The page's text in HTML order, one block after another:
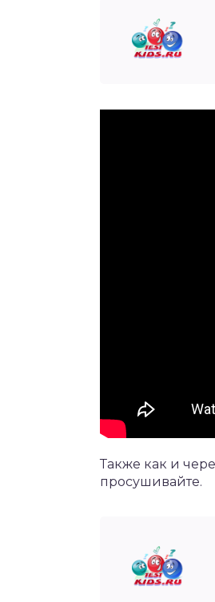
Также как и
просушивайте.